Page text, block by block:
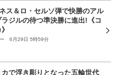
ス＆ロ・セルソ弾で快勝のアル
ジルの待つ準決勝に進出!《コ
ー 6月29日 5時59分
カで浮き彫りとなった五輪世代